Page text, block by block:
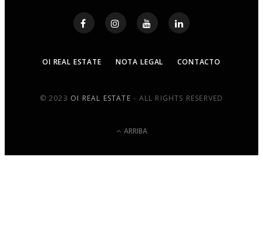
OI REAL ESTATE NOTA LEGAL CONTACTO
© 2023 OI REAL ESTATE - ALL RIGHTS RESERVED
ARRIBA